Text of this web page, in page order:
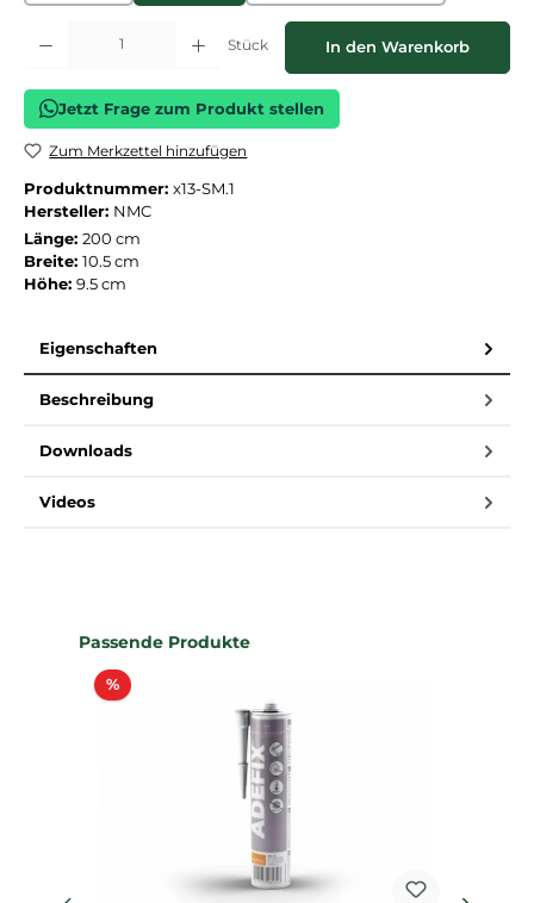
Produkt Anzahl: Gib den gewünschten Wert ein oder benutze die
Stück In den Warenkorb
Jetzt Frage zum Produkt stellen
Zum Merkzettel hinzufügen
Produktnummer: x13-SM.1
Hersteller: NMC
Länge: 200 cm
Breite: 10.5 cm
Höhe: 9.5 cm
Eigenschaften
Beschreibung
Downloads
Videos
Produktgalerie überspringen
Passende Produkte
%Rabatt